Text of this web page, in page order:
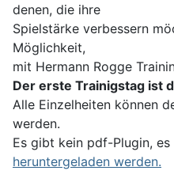
denen, die ihre
Spielstärke verbessern
Möglichkeit,
mit Hermann Rogge
Der erste Trainigstag ist
Alle Einzelheiten können
werden.
Es gibt kein pdf-Plugin, es
heruntergeladen werden.